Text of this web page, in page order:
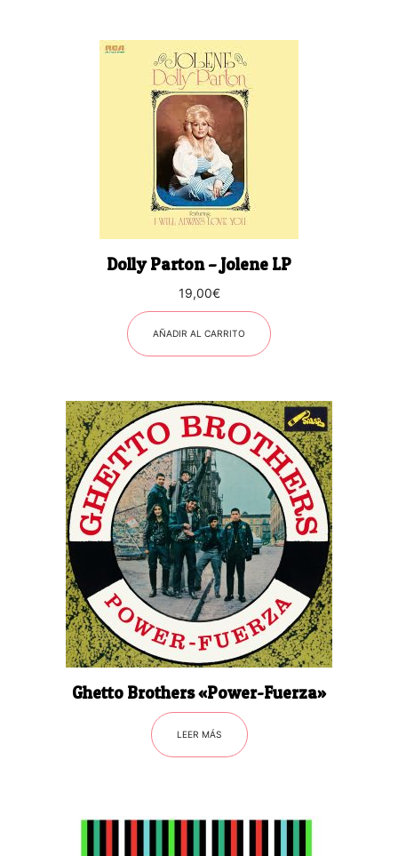
Dolly Parton – Jolene LP
19,00€
AÑADIR AL CARRITO
Ghetto Brothers «Power-Fuerza»
LEER MÁS